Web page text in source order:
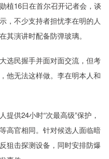
植16日在首尔召开记者会，谈
，不少支持者担忧李在明的人
其演讲时配备防弹玻璃。
选民握手并面对面交流，但考
他无法这样做。李在明本人和
供24小时“次最高级”保护，
高官相同。针对候选人面临暗
狙击探测设备，同时安排防爆